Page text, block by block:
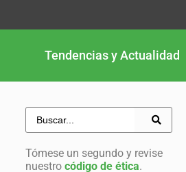
Tendencias y Actualidad
Tómese un segundo y revise
nuestro código de ética.